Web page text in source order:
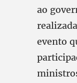
ao
evento